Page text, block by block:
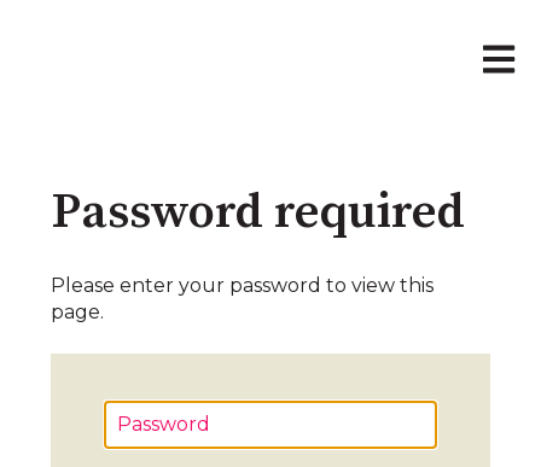
Open
Password required
Please enter your password to view this
page.
P
a